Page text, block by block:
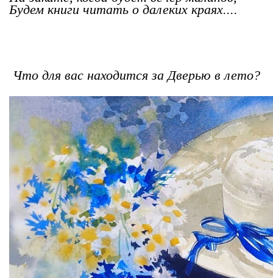
Будем книги читать о далеких краях....
Что для вас находится за Дверью в лето?